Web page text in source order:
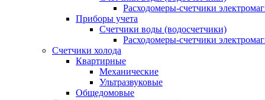
Расходомеры-счетчики
Приборы учета
Счетчики воды (водосчетчики)
Расходомеры-счетчики
Счетчики холода
Квартирные
Механические
Ультразвуковые
Общедомовые